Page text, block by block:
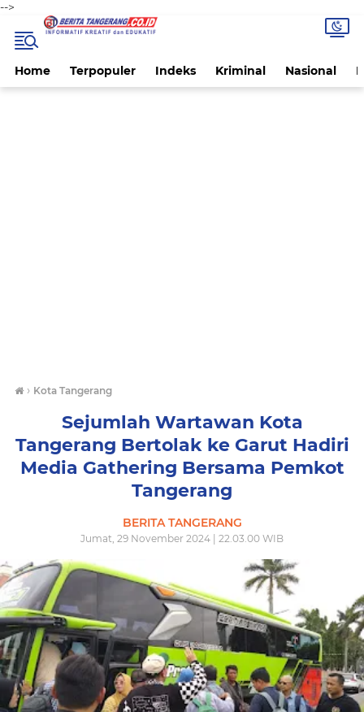
-->
Home Terpopuler Indeks Kriminal Nasional
› Kota Tangerang
Sejumlah Wartawan Kota
Tangerang Bertolak ke Garut Hadiri
Media Gathering Bersama Pemkot
Tangerang
BERITA TANGERANG
Jumat, 29 November 2024 | 22.03.00 WIB